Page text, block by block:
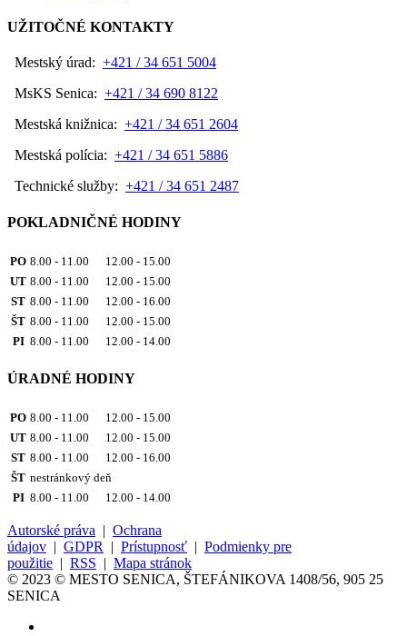
UŽITOČNÉ KONTAKTY
Mestský úrad: +421 / 34 651 5004
MsKS Senica: +421 / 34 690 8122
Mestská knižnica: +421 / 34 651 2604
Mestská polícia: +421 / 34 651 5886
Technické služby: +421 / 34 651 2487
POKLADNIČNÉ HODINY
PO 8.00 - 11.00 12.00 - 15.00
UT 8.00 - 11.00 12.00 - 15.00
ST 8.00 - 11.00 12.00 - 16.00
ŠT 8.00 - 11.00 12.00 - 15.00
PI 8.00 - 11.00 12.00 - 14.00
ÚRADNÉ HODINY
PO 8.00 - 11.00 12.00 - 15.00
UT 8.00 - 11.00 12.00 - 15.00
ST 8.00 - 11.00 12.00 - 16.00
ŠT nestránkový deň
PI 8.00 - 11.00 12.00 - 14.00
Autorské práva | Ochrana
údajov | GDPR | Prístupnosť | Podmienky pre
použitie | RSS | Mapa stránok
© 2023 © MESTO SENICA, ŠTEFÁNIKOVA 1408/56, 905 25
SENICA